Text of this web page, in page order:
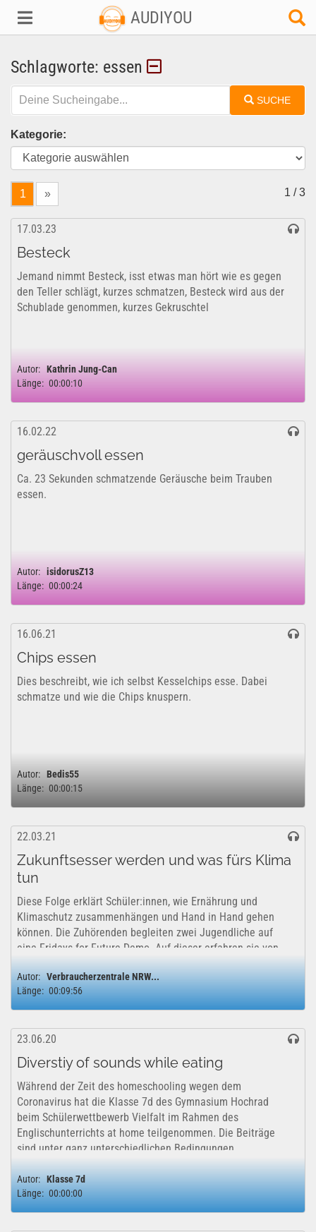
AUDIYOU
Schlagworte: essen
SUCHE
Kategorie:
1 » 1 / 3
17.03.23
Besteck
Jemand nimmt Besteck, isst etwas man hört wie es gegen
den Teller schlägt, kurzes schmatzen, Besteck wird aus der
Schublade genommen, kurzes Gekruschtel
Autor: Kathrin Jung-Can
Länge: 00:00:10
16.02.22
geräuschvoll essen
Ca. 23 Sekunden schmatzende Geräusche beim Trauben
essen.
Autor: isidorusZ13
Länge: 00:00:24
16.06.21
Chips essen
Dies beschreibt, wie ich selbst Kesselchips esse. Dabei
schmatze und wie die Chips knuspern.
Autor: Bedis55
Länge: 00:00:15
22.03.21
Zukunftsesser werden und was fürs Klima
tun
Diese Folge erklärt Schüler:innen, wie Ernährung und
Klimaschutz zusammenhängen und Hand in Hand gehen
können. Die Zuhörenden begleiten zwei Jugendliche auf
eine Fridays-for-Future-Demo. Auf dieser erfahren sie von
Engagierten aus der nachhaltigen...
Autor: Verbraucherzentrale NRW...
Länge: 00:09:56
23.06.20
Diverstiy of sounds while eating
Während der Zeit des homeschooling wegen dem
Coronavirus hat die Klasse 7d des Gymnasium Hochrad
beim Schülerwettbewerb Vielfalt im Rahmen des
Englischunterrichts at home teilgenommen. Die Beiträge
sind unter ganz unterschiedlichen Bedingungen
entstanden...
Autor: Klasse 7d
Länge: 00:00:00